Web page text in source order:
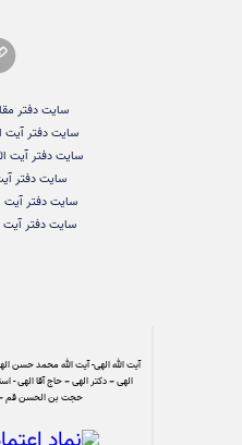
سایت دفتر
سایت دفتر آیت
سایت دفتر آیت
سایت دفتر
سایت دفتر آیت
سایت دفتر آیت
آیت الله الهی- آیت الله محمد حسن
الهی – دکتر الهی – حاج آقا الهی -
حجت بن الحسن قم –